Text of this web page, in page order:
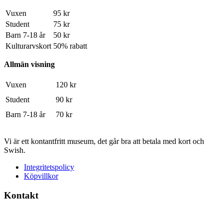
Vuxen
95 kr
Student
75 kr
Barn 7-18 år
50 kr
Kulturarvskort 50% rabatt
Allmän visning
Vuxen
120 kr
Student
90 kr
Barn 7-18 år
70 kr
Vi är ett kontantfritt museum, det går bra att betala med kort och
Swish.
Integritetspolicy
Köpvillkor
Kontakt